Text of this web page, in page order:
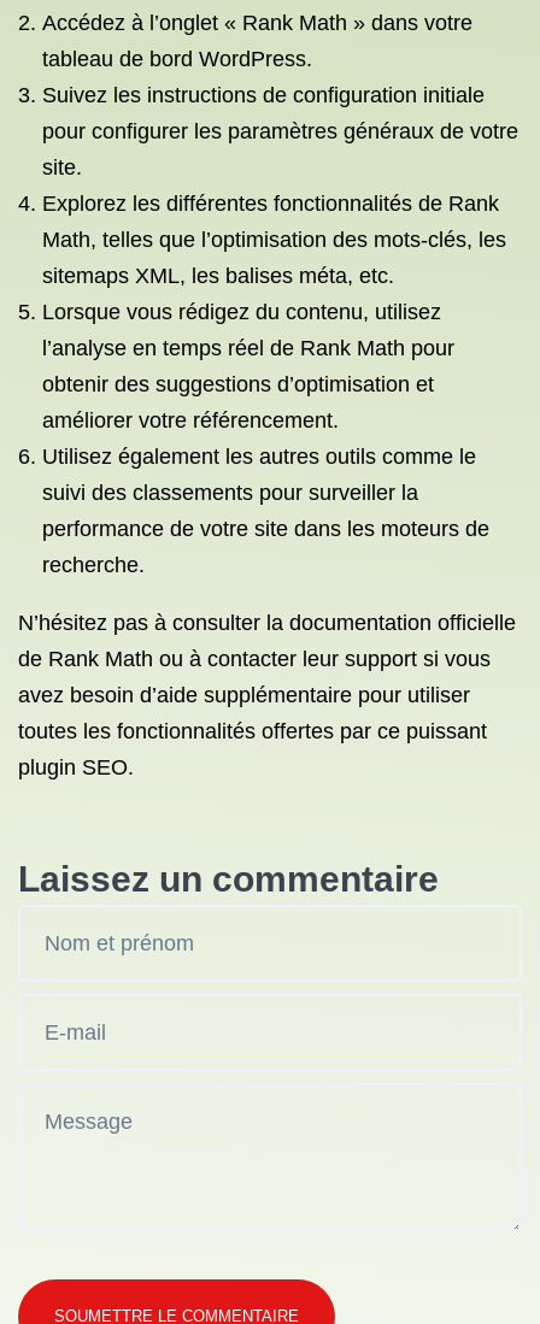
Accédez à l’onglet « Rank Math » dans votre
tableau de bord WordPress.
Suivez les instructions de configuration initiale
pour configurer les paramètres généraux de votre
site.
Explorez les différentes fonctionnalités de Rank
Math, telles que l’optimisation des mots-clés, les
sitemaps XML, les balises méta, etc.
Lorsque vous rédigez du contenu, utilisez
l’analyse en temps réel de Rank Math pour
obtenir des suggestions d’optimisation et
améliorer votre référencement.
Utilisez également les autres outils comme le
suivi des classements pour surveiller la
performance de votre site dans les moteurs de
recherche.
N’hésitez pas à consulter la documentation officielle
de Rank Math ou à contacter leur support si vous
avez besoin d’aide supplémentaire pour utiliser
toutes les fonctionnalités offertes par ce puissant
plugin SEO.
Laissez un commentaire
SOUMETTRE LE COMMENTAIRE